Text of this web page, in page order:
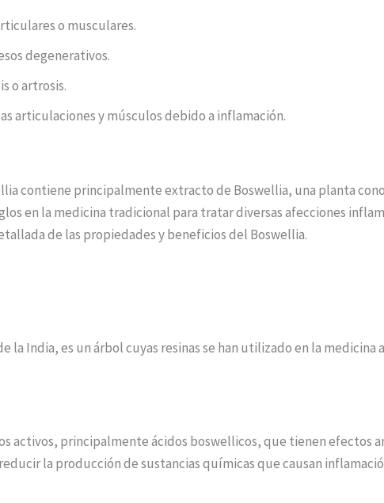
o musculares.
degenerativos.
o artrosis.
articulaciones y músculos debido a inflamación.
contiene principalmente extracto de Boswellia, una planta
en la medicina tradicional para tratar diversas afecciones
de las propiedades y beneficios del Boswellia.
la India, es un árbol cuyas resinas se han utilizado en la
activos, principalmente ácidos boswellicos, que tienen efectos
la producción de sustancias químicas que causan